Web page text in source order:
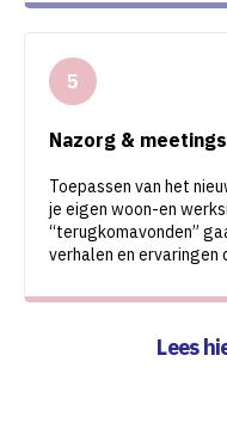
Nazorg & meetings
Toepassen van het
je eigen woon-en
“terugkomavonden”
verhalen en ervaringen
Lees